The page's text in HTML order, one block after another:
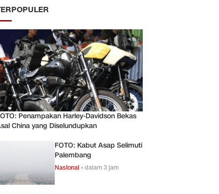
Penampakan Harley-Davidson Bekas
China yang Diselundupkan
FOTO: Kabut Asap Selimuti
Palembang
Nasional •dalam 3 jam